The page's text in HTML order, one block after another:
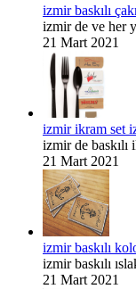
izmir baskılı
izmir de ve her
21 Mart 2021
izmir ikram set
izmir de baskılı
21 Mart 2021
izmir baskılı
izmir baskılı
21 Mart 2021